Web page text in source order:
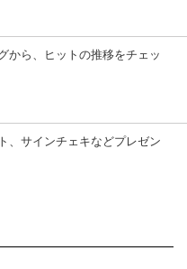
から、ヒットの推移をチェッ
、サインチェキなどプレゼン